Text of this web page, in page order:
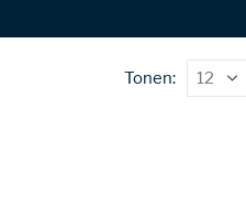
Tonen: